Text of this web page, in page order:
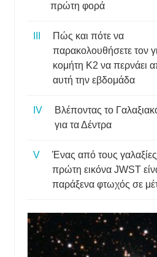
πρώτη φορά
Πώς και πότε να
παρακολουθήσετε τον
κομήτη K2 να περνάει
αυτή την εβδομάδα
Βλέποντας το
για τα Δέντρα
Ένας από τους
πρώτη εικόνα JWST
παράξενα φτωχός σε